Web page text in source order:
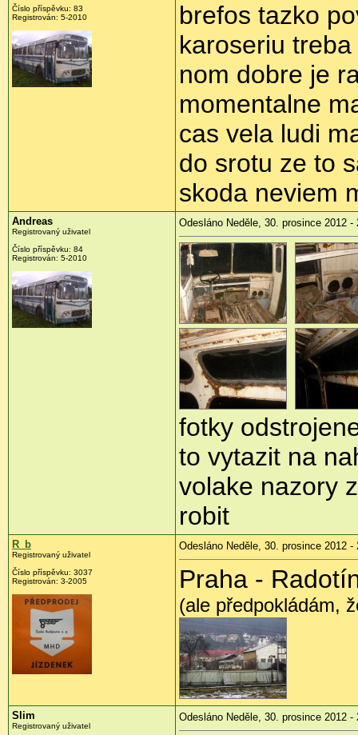
Číslo příspěvku: 83
Registrován: 5-2010
brefos tazko
karoseriu
nom dobre je
momentalne
cas vela ludi
do srotu ze to
skoda neviem
Andreas
Registrovaný uživatel
Číslo příspěvku: 84
Registrován: 5-2010
Odesláno Neděle, 30. prosince 2012 -
fotky
to vytazit na
volake nazory
robit
R_b
Registrovaný uživatel
Číslo příspěvku: 3037
Registrován: 3-2005
Odesláno Neděle, 30. prosince 2012 -
Praha -
(ale předpokládám,
Slim
Registrovaný uživatel
Odesláno Neděle, 30. prosince 2012 -